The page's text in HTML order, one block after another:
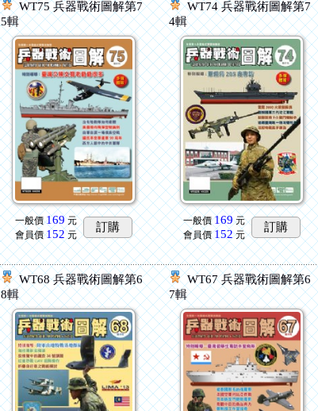
WT75 兵器戰術圖解第7
5輯
一般價 169元
會員價 152 元
訂購
WT74 兵器戰術圖解第7
4輯
一般價 169元
會員價 152元
訂購
WT68 兵器戰術圖解第6
8輯
WT67 兵器戰術圖解第6
7輯